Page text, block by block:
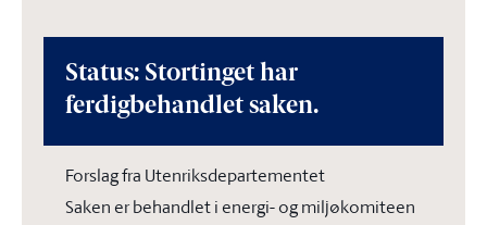
Status: Stortinget har
ferdigbehandlet saken.
Forslag fra Utenriksdepartementet
Saken er behandlet i energi- og miljøkomiteen